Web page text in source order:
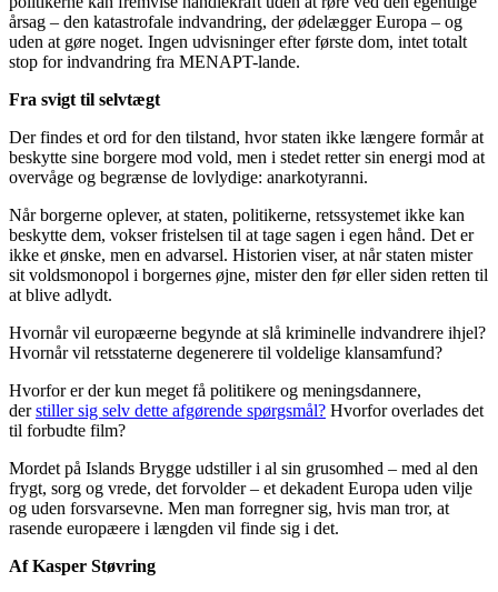
årsag – den katastrofale indvandring, der ødelægger Europa – og
uden at gøre noget. Ingen udvisninger efter første dom, intet totalt
stop for indvandring fra MENAPT-lande.
Fra svigt til selvtægt
Der findes et ord for den tilstand, hvor staten ikke længere formår at
beskytte sine borgere mod vold, men i stedet retter sin energi mod at
overvåge og begrænse de lovlydige: anarkotyranni.
Når borgerne oplever, at staten, politikerne, retssystemet ikke kan
beskytte dem, vokser fristelsen til at tage sagen i egen hånd. Det er
ikke et ønske, men en advarsel. Historien viser, at når staten mister
sit voldsmonopol i borgernes øjne, mister den før eller siden retten til
at blive adlydt.
Hvornår vil europæerne begynde at slå kriminelle indvandrere ihjel?
Hvornår vil retsstaterne degenerere til voldelige klansamfund?
Hvorfor er der kun meget få politikere og meningsdannere,
derstiller sig selv dette afgørende spørgsmål? Hvorfor overlades det
til forbudte film?
Mordet på Islands Brygge udstiller i al sin grusomhed – med al den
frygt, sorg og vrede, det forvolder – et dekadent Europa uden vilje
og uden forsvarsevne. Men man forregner sig, hvis man tror, at
rasende europæere i længden vil finde sig i det.
Af Kasper Støvring